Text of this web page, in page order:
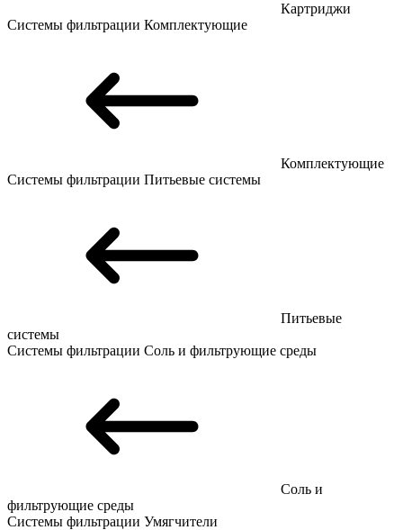
Картриджи
Системы фильтрации Комплектующие
Комплектующие
Системы фильтрации Питьевые системы
Питьевые
системы
Системы фильтрации Соль и фильтрующие среды
Соль и
фильтрующие среды
Системы фильтрации Умягчители